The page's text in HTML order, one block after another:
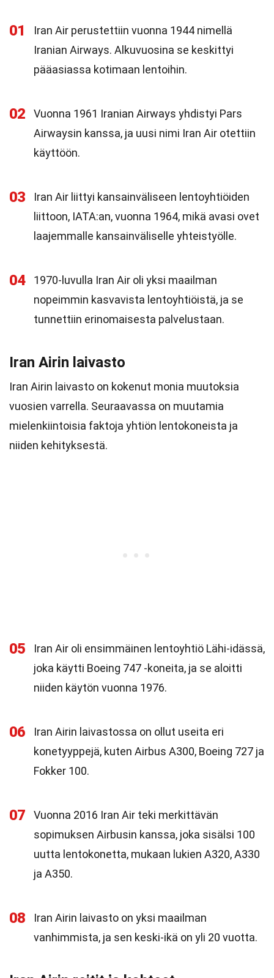
01
Iran Air perustettiin vuonna 1944 nimellä
Iranian Airways. Alkuvuosina se keskittyi
pääasiassa kotimaan lentoihin.
02
Vuonna 1961 Iranian Airways yhdistyi Pars
Airwaysin kanssa, ja uusi nimi Iran Air otettiin
käyttöön.
03
Iran Air liittyi kansainväliseen lentoyhtiöiden
liittoon, IATA:an, vuonna 1964, mikä avasi ovet
laajemmalle kansainväliselle yhteistyölle.
04
1970-luvulla Iran Air oli yksi maailman
nopeimmin kasvavista lentoyhtiöistä, ja se
tunnettiin erinomaisesta palvelustaan.
Iran Airin laivasto
Iran Airin laivasto on kokenut monia muutoksia
vuosien varrella. Seuraavassa on muutamia
mielenkiintoisia faktoja yhtiön lentokoneista ja
niiden kehityksestä.
05
Iran Air oli ensimmäinen lentoyhtiö Lähi-idässä,
joka käytti Boeing 747 -koneita, ja se aloitti
niiden käytön vuonna 1976.
06
Iran Airin laivastossa on ollut useita eri
konetyyppejä, kuten Airbus A300, Boeing 727 ja
Fokker 100.
07
Vuonna 2016 Iran Air teki merkittävän
sopimuksen Airbusin kanssa, joka sisälsi 100
uutta lentokonetta, mukaan lukien A320, A330
ja A350.
08
Iran Airin laivasto on yksi maailman
vanhimmista, ja sen keski-ikä on yli 20 vuotta.